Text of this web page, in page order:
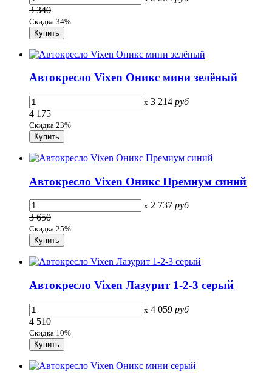
3 340
Скидка 34%
Автокресло Vixen Оникс мини зелёный
x 3 214 руб
4 175
Скидка 23%
Автокресло Vixen Оникс Премиум синий
x 2 737 руб
3 650
Скидка 25%
Автокресло Vixen Лазурит 1-2-3 серый
x 4 059 руб
4 510
Скидка 10%